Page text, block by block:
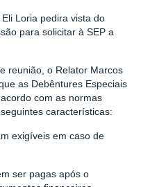
Loria pedira vista do
para solicitar à SEP a
reunião, o Relator Marcos
as Debêntures Especiais
com as normas
características:
exigíveis em caso de
ser pagas após o